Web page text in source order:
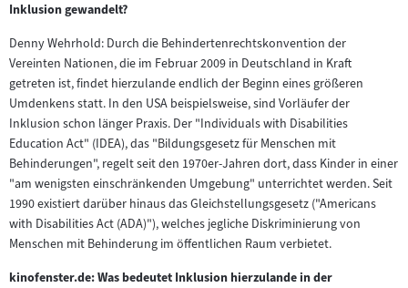
Inklusion gewandelt?
Denny Wehrhold: Durch die Behindertenrechtskonvention der
Vereinten Nationen, die im Februar 2009 in Deutschland in Kraft
getreten ist, findet hierzulande endlich der Beginn eines größeren
Umdenkens statt. In den USA beispielsweise, sind Vorläufer der
Inklusion schon länger Praxis. Der "Individuals with Disabilities
Education Act" (IDEA), das "Bildungsgesetz für Menschen mit
Behinderungen", regelt seit den 1970er-Jahren dort, dass Kinder in einer
"am wenigsten einschränkenden Umgebung" unterrichtet werden. Seit
1990 existiert darüber hinaus das Gleichstellungsgesetz ("Americans
with Disabilities Act (ADA)"), welches jegliche Diskriminierung von
Menschen mit Behinderung im öffentlichen Raum verbietet.
kinofenster.de: Was bedeutet Inklusion hierzulande in der